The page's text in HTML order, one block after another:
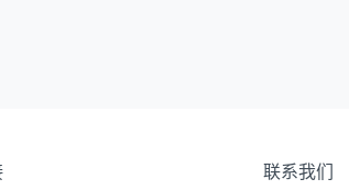
联系我们